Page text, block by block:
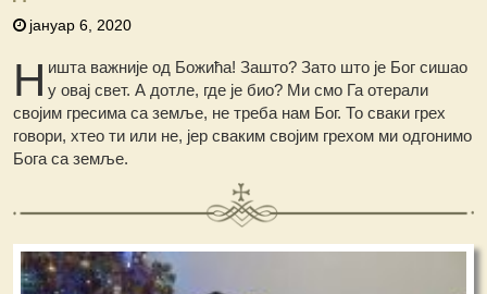
јануар 6, 2020
Н ишта важније од Божића! Зашто? Зато што је Бог сишао
у овај свет. А дотле, где је био? Ми смо Га отерали
својим гресима са земље, не треба нам Бог. То сваки грех
говори, хтео ти или не, јер сваким својим грехом ми одгонимо
Бога са земље.